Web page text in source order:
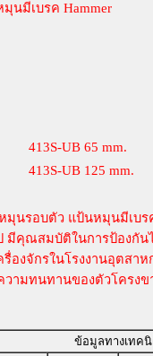
นมีเบรค Hammer
413S-UB 65 mm.
413S-UB 125 mm.
มุนรอบตัว แป้นหมุนมีเบ
มีคุณสมบัติในการป้องกัน
องจักรในโรงงานอุตสา
ามทนทานของตัวโครงข
ข้อมูลทางเทค